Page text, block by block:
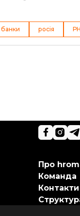
банки росія
Про
Команда
Контакти